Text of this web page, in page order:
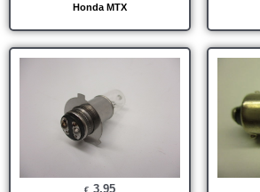
Honda MTX
3,95